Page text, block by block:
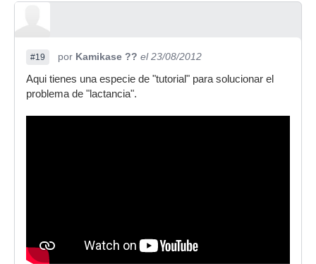
#19 por Kamikase ?? el 23/08/2012
Aqui tienes una especie de "tutorial" para solucionar el
problema de "lactancia".